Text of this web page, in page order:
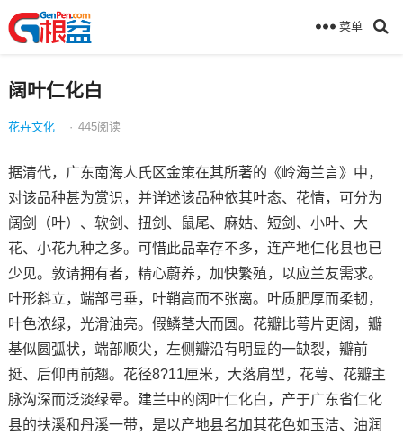
菜单
阔叶仁化白
花卉文化 · 445阅读
据清代，广东南海人氏区金策在其所著的《岭海兰言》中，
对该品种甚为赏识，并详述该品种依其叶态、花情，可分为
阔剑（叶）、软剑、扭剑、鼠尾、麻姑、短剑、小叶、大
花、小花九种之多。可惜此品幸存不多，连产地仁化县也已
少见。敦请拥有者，精心蔚养，加快繁殖，以应兰友需求。
叶形斜立，端部弓垂，叶鞘高而不张离。叶质肥厚而柔韧，
叶色浓绿，光滑油亮。假鳞茎大而圆。花瓣比萼片更阔，瓣
基似圆弧状，端部顺尖，左侧瓣沿有明显的一缺裂，瓣前
挺、后仰再前翘。花径8?11厘米，大落肩型，花萼、花瓣主
脉沟深而泛淡绿晕。建兰中的阔叶仁化白，产于广东省仁化
县的扶溪和丹溪一带，是以产地县名加其花色如玉洁、油润